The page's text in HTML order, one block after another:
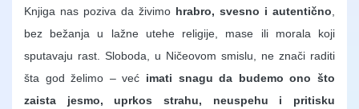
Knjiga nas poziva da živimo hrabro, svesno i autentično,
bez bežanja u lažne utehe religije, mase ili morala koji
sputavaju rast. Sloboda, u Ničeovom smislu, ne znači raditi
šta god želimo – već imati snagu da budemo ono što
zaista jesmo, uprkos strahu, neuspehu i pritisku